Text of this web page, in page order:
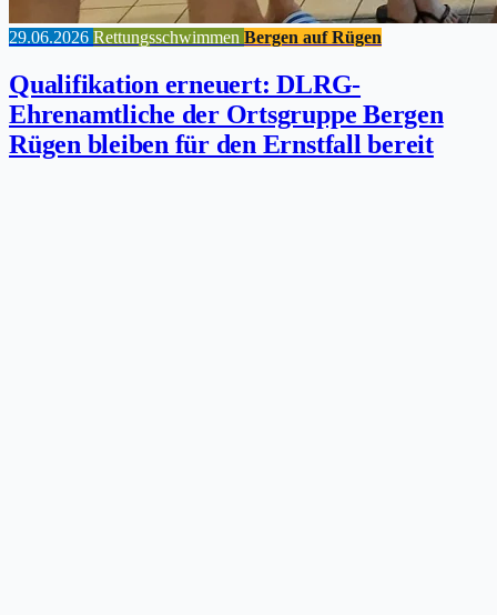
29.06.2026 Rettungsschwimmen Bergen auf Rügen
Qualifikation erneuert: DLRG-
Ehrenamtliche der Ortsgruppe Bergen
Rügen bleiben für den Ernstfall bereit